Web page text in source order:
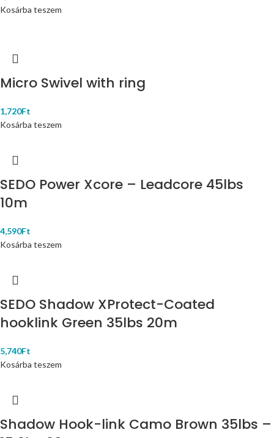
Kosárba teszem
Micro Swivel with ring
1,720Ft
Kosárba teszem
SEDO Power Xcore – Leadcore 45lbs
10m
4,590Ft
Kosárba teszem
SEDO Shadow XProtect-Coated
hooklink Green 35lbs 20m
5,740Ft
Kosárba teszem
Shadow Hook-link Camo Brown 35lbs –